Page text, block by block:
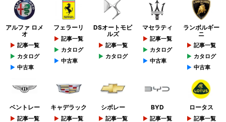
アルファ ロメ
オ
記事一覧
カタログ
中古車
フェラーリ
記事一覧
カタログ
中古車
DSオートモビ
ルズ
記事一覧
カタログ
マセラティ
記事一覧
カタログ
中古車
ランボルギー
ニ
記事一覧
カタログ
中古車
ベントレー
記事一覧
キャデラック
記事一覧
シボレー
記事一覧
BYD
記事一覧
ロータス
記事一覧